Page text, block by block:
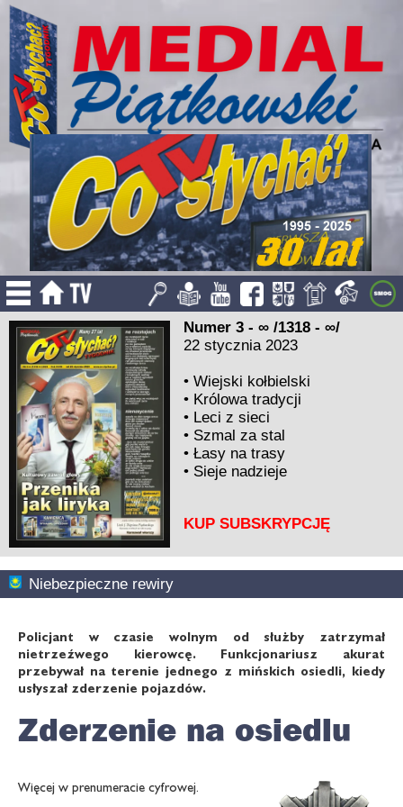
Numer 3 - ∞ /1318 - ∞/
22 stycznia 2023
•Wiejski kołbielski
• Królowa tradycji
• Leci z sieci
• Szmal za stal
•Łasy na trasy
• Sieje nadzieje
KUP SUBSKRYPCJĘ
Niebezpieczne rewiry
Policjant w czasie wolnym od służby zatrzymał
nietrzeźwego kierowcę. Funkcjonariusz akurat
przebywał na terenie jednego z mińskich osiedli, kiedy
usłyszał zderzenie pojazdów.
Zderzenie na osiedlu
Więcej w prenumeracie cyfrowej.